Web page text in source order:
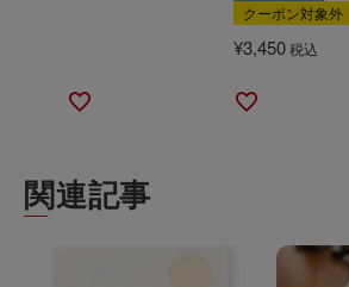
クーポン対象外
¥3,450税込
関連記事